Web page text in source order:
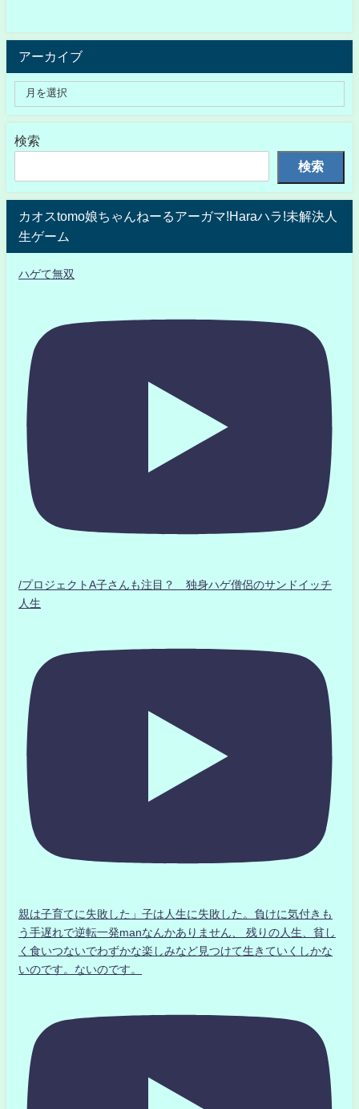
アーカイブ
検索
検索
カオスtomo娘ちゃんねーるアーガマ!Haraハラ!未解決人
生ゲーム
ハゲて無双
/プロジェクトA子さんも注目？ 独身ハゲ僧侶のサンドイッチ
人生
親は子育てに失敗した」子は人生に失敗した。負けに気付きも
う手遅れで逆転一発manなんかありません、 残りの人生、貧し
く食いつないでわずかな楽しみなど見つけて生きていくしかな
いのです。ないのです。